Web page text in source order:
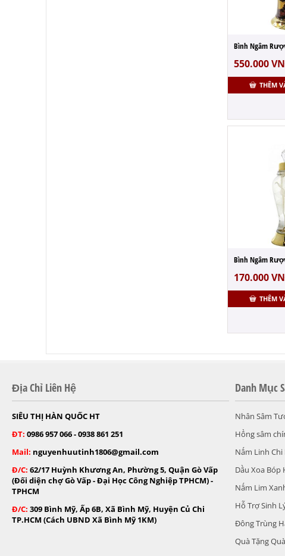
550.000
THÊM
170.000
THÊM
Địa Chỉ Liên Hệ
SIÊU THỊ HÀN QUỐC HT
ĐT: 0986 957 066 - 0938 861 251
Mail: nguyenhuutinh1806@gmail.com
Đ/C: 62/17 Huỳnh Khương An, Phường 5, Quận Gò Vấp
(Đối diện chợ Gò Vấp - Đại Học Công Nghiệp TPHCM) -
TPHCM
Đ/C: 309 Bình Mỹ, Ấp 6B, Xã Bình Mỹ, Huyện Củ Chi
TP.HCM (Cách UBND Xã Bình Mỹ 1KM)
Danh Mục
Nhân Sâm
Hồng sâm
Nấm Linh
Dầu Xoa Bóp
Nấm Lim
Hỗ Trợ Sinh
Đông Trùng
Quà Tặng